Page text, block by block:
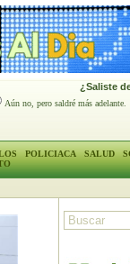
¿Saliste
Aún no, pero saldré más adelante.
POLICIACA SALUD